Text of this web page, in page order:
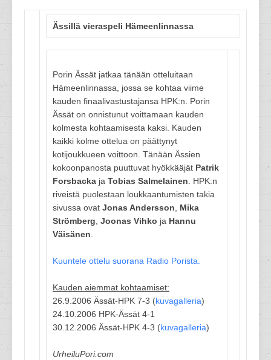
Ässillä vieraspeli Hämeenlinnassa
Porin Ässät jatkaa tänään otteluitaan
Hämeenlinnassa, jossa se kohtaa viime
kauden finaalivastustajansa HPK:n. Porin
Ässät on onnistunut voittamaan kauden
kolmesta kohtaamisesta kaksi. Kauden
kaikki kolme ottelua on päättynyt
kotijoukkueen voittoon. Tänään Ässien
kokoonpanosta puuttuvat hyökkääjät Patrik
Forsbacka ja Tobias Salmelainen . HPK:n
riveistä puolestaan loukkaantumisten takia
sivussa ovat Jonas Andersson
Mika
Strömberg Joonas Vihko ja Hannu
Väisänen
Kuuntele ottelu suorana Radio Porista.
Kauden aiemmat kohtaamiset:
26.9.2006 Ässät-HPK 7-3 (kuvagalleria)
24.10.2006 HPK-Ässät 4-1
30.12.2006 Ässät-HPK 4-3 (kuvagalleria)
UrheiluPori.com